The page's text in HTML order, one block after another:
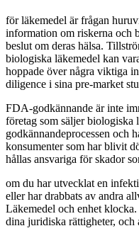
för läkemedel är frågan
information om riskerna och
beslut om deras hälsa.
biologiska läkemedel kan
hoppade över några viktiga
diligence i sina pre-market
FDA-godkännande är inte
företag som säljer
godkännandeprocessen och
konsumenter som har blivit
hållas ansvariga för skador
om du har utvecklat en
eller har drabbats av andra
Läkemedel och enhet
dina juridiska rättigheter, och